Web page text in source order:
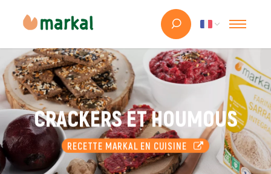
CRACKERS ET HOUMOUS
RECETTE MARKAL EN CUISINE